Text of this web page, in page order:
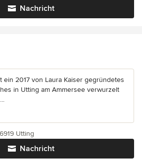
Nachricht
ein 2017 von Laura Kaiser gegründetes
in Utting am Ammersee verwurzelt
Nachricht
Utting